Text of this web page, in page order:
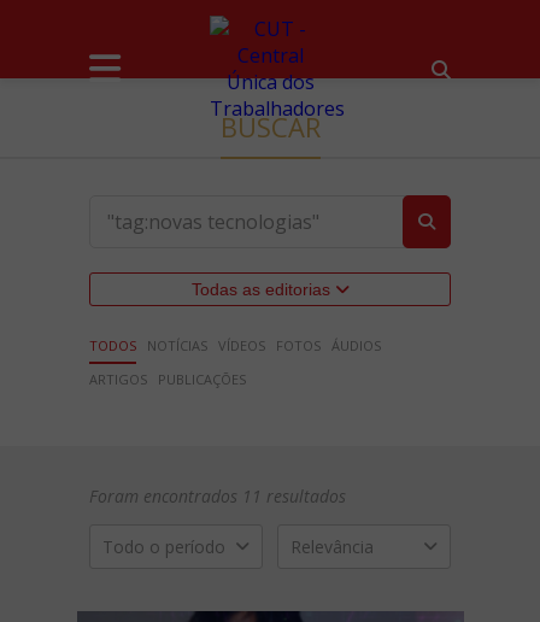
BUSCAR
Todas as editorias
TODOS NOTÍCIAS VÍDEOS FOTOS ÁUDIOS
ARTIGOS
PUBLICAÇÕES
Foram encontrados 11 resultados
Todo o período Relevância